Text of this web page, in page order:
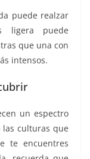
puede realzar
ligera puede
que una con
intensos.
un espectro
culturas que
te encuentres